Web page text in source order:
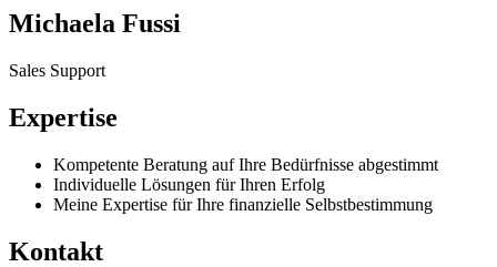
Michaela Fussi
Sales Support
Expertise
Kompetente Beratung auf Ihre Bedürfnisse abgestimmt
Individuelle Lösungen für Ihren Erfolg
Meine Expertise für Ihre finanzielle Selbstbestimmung
Kontakt